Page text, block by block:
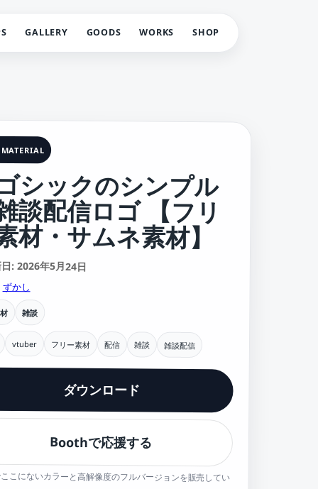
GALLERY GOODS WORKS SHOP
MATERIAL
シックのシンプル
談配信ロゴ 【フリ
材・サムネ素材】
: 2026年5月24日
ずかし
雑談
vtuber フリー素材 配信 雑談 雑談配信
ダウンロード
Boothで応援する
こにないカラーと高解像度のフルバージョンを販売してい